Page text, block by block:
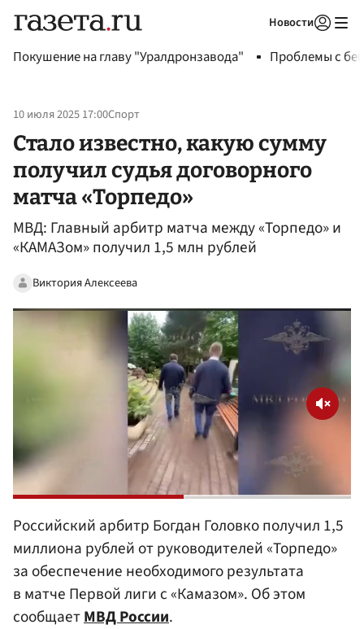
Новости
Покушение на главу "Уралдронзавода" Проблемы с
10 июля 2025 17:00Спорт
Стало известно, какую сумму
получил судья договорного
матча «Торпедо»
МВД: Главный арбитр матча между «Торпедо» и
«КАМАЗом» получил 1,5 млн рублей
Виктория Алексеева
Российский арбитр Богдан Головко получил 1,5
миллиона рублей от руководителей «Торпедо»
за обеспечение необходимого результата
в матче Первой лиги с «Камазом». Об этом
сообщаетМВД России.